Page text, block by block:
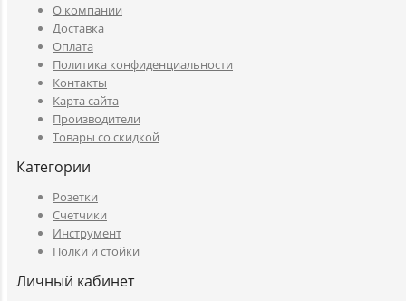
O компании
Доставка
Оплата
Политика конфиденциальности
Контакты
Карта сайта
Производители
Товары со скидкой
Категории
Розетки
Счетчики
Инструмент
Полки и стойки
Личный кабинет